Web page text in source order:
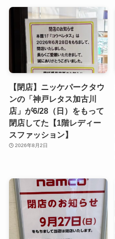
【閉店】ニッケパークタウ
ンの「神戸レタス加古川
店」が6/28（日）をもって
閉店してた【1階レディー
スファッション】
2026年8月2日